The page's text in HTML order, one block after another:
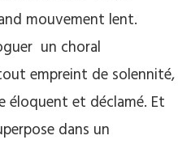
mouvement lent.
un choral
empreint de solennité,
et déclamé. Et
dans un